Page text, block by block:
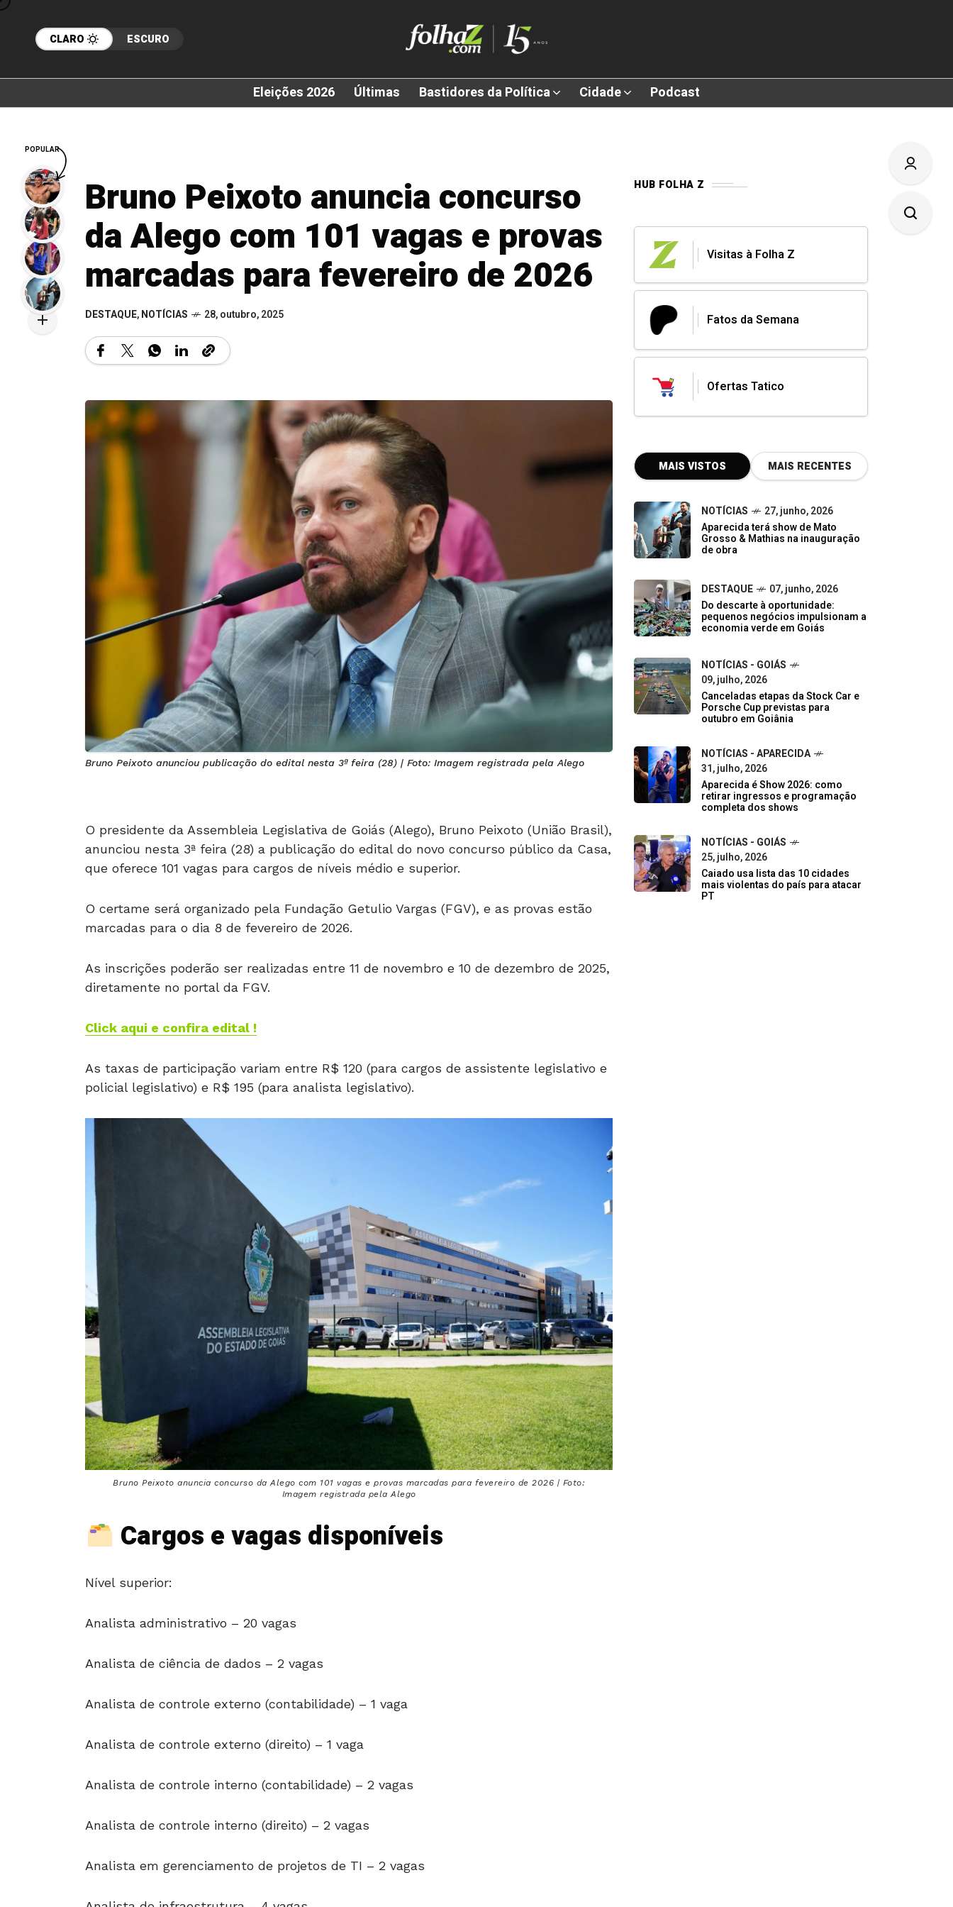
CLARO ESCURO
Eleições 2026 Últimas Bastidores da Política Cidade Podcast
Bruno Peixoto anuncia concurso
da Alego com 101 vagas e provas
marcadas para fevereiro de 2026
DESTAQUE,NOTÍCIAS 28, outubro, 2025
Bruno Peixoto anunciou publicação do edital nesta 3ª feira (28) | Foto: Imagem registrada pela Alego
O presidente da Assembleia Legislativa de Goiás (Alego), Bruno Peixoto (União Brasil),
anunciou nesta 3ª feira (28) a publicação do edital do novo concurso público da Casa,
que oferece 101 vagas para cargos de níveis médio e superior.
O certame será organizado pela Fundação Getulio Vargas (FGV), e as provas estão
marcadas para o dia 8 de fevereiro de 2026.
As inscrições poderão ser realizadas entre 11 de novembro e 10 de dezembro de 2025,
diretamente no portal da FGV.
Click aqui e confira edital !
As taxas de participação variam entre R$ 120 (para cargos de assistente legislativo e
policial legislativo) e R$ 195 (para analista legislativo).
Bruno Peixoto anuncia concurso da Alego com 101 vagas e provas marcadas para fevereiro de 2026 | Foto:
Imagem registrada pela Alego
Cargos e vagas disponíveis
Nível superior:
Analista administrativo – 20 vagas
Analista de ciência de dados – 2 vagas
Analista de controle externo (contabilidade) – 1 vaga
Analista de controle externo (direito) – 1 vaga
Analista de controle interno (contabilidade) – 2 vagas
Analista de controle interno (direito) – 2 vagas
Analista em gerenciamento de projetos de TI – 2 vagas
HUB FOLHA Z
Visitas à Folha Z
Fatos da Semana
Ofertas Tatico
MAIS VISTOS MAIS RECENTES
NOTÍCIAS
27, junho, 2026
Aparecida terá show de Mato
Grosso & Mathias na inauguração
de obra
DESTAQUE
07, junho, 2026
Do descarte à oportunidade:
pequenos negócios impulsionam a
economia verde em Goiás
NOTÍCIAS - GOIÁS
09, julho, 2026
Canceladas etapas da Stock Car e
Porsche Cup previstas para
outubro em Goiânia
NOTÍCIAS - APARECIDA
31, julho, 2026
Aparecida é Show 2026: como
retirar ingressos e programação
completa dos shows
NOTÍCIAS - GOIÁS
25, julho, 2026
Caiado usa lista das 10 cidades
mais violentas do país para atacar
PT
POPULAR